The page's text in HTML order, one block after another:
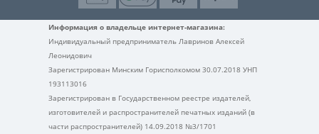
Информация о владельце интернет-магазина:
Индивидуальный предприниматель Лавринов Алексей
Леонидович
Зарегистрирован Минским Горисполкомом 30.07.2018 УНП
193113016
Зарегистрирован в Государственном реестре издателей,
изготовителей и распространителей печатных изданий (в
части распространителей) 14.09.2018 №3/1701